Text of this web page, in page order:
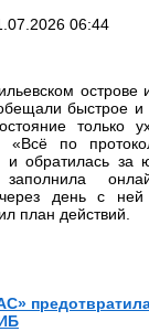
06:44
острове
быстрое
только
«Всё по
и обратилась
день с ней
план действий.